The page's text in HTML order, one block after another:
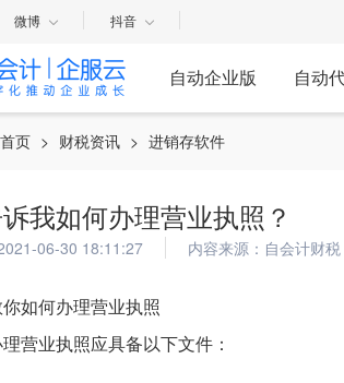
微博 抖音
自动企业版 自动
首页 > 财税资讯 > 进销存软件
我如何办理营业执照？
06-30 18:11:27 内容来源：自会计财税
如何办理营业执照
营业执照应具备以下文件：